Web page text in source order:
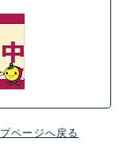
プページへ戻る